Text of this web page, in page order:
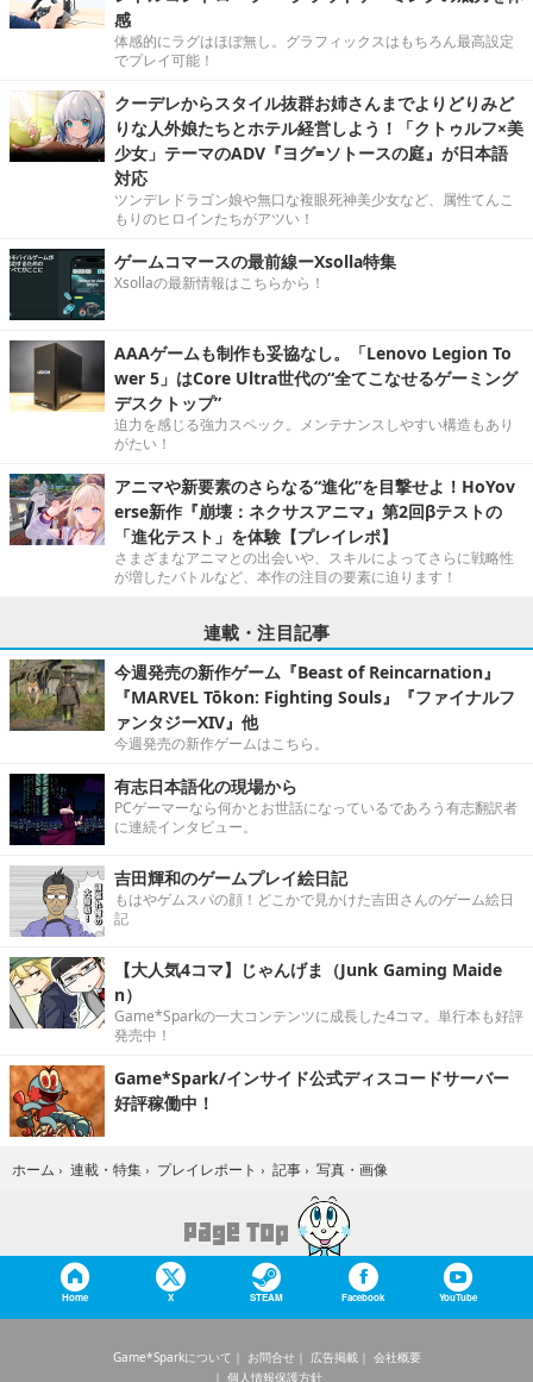
感
体感的にラグはほぼ無し。グラフィックスはもちろん最高設定
でプレイ可能！
クーデレからスタイル抜群お姉さんまでよりどりみど
りな人外娘たちとホテル経営しよう！「クトゥルフ×美
少女」テーマのADV『ヨグ=ソトースの庭』が日本語
対応
ツンデレドラゴン娘や無口な複眼死神美少女など、属性てんこ
もりのヒロインたちがアツい！
ゲームコマースの最前線ーXsolla特集
Xsollaの最新情報はこちらから！
AAAゲームも制作も妥協なし。「Lenovo Legion To
wer 5」はCore Ultra世代の“全てこなせるゲーミング
デスクトップ”
迫力を感じる強力スペック。メンテナンスしやすい構造もあり
がたい！
アニマや新要素のさらなる“進化”を目撃せよ！HoYov
erse新作『崩壊：ネクサスアニマ』第2回βテストの
「進化テスト」を体験【プレイレポ】
さまざまなアニマとの出会いや、スキルによってさらに戦略性
が増したバトルなど、本作の注目の要素に迫ります！
連載・注目記事
今週発売の新作ゲーム『Beast of Reincarnation』
『MARVEL Tōkon: Fighting Souls』『ファイナルフ
ァンタジーXIV』他
今週発売の新作ゲームはこちら。
有志日本語化の現場から
PCゲーマーなら何かとお世話になっているであろう有志翻訳者
に連続インタビュー。
吉田輝和のゲームプレイ絵日記
もはやゲムスパの顔！どこかで見かけた吉田さんのゲーム絵日
記
【大人気4コマ】じゃんげま（Junk Gaming Maide
n）
Game*Sparkの一大コンテンツに成長した4コマ。単行本も好評
発売中！
Game*Spark/インサイド公式ディスコードサーバー
好評稼働中！
ホーム › 連載・特集 › プレイレポート › 記事 › 写真・画像
Home X STEAM Facebook YouTube
Game*Sparkについて お問合せ 広告掲載
会社概要
個人情報保護方針